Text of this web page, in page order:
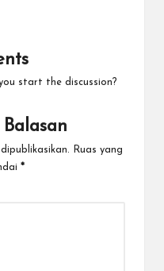
start the discussion?
Ruas yang
*